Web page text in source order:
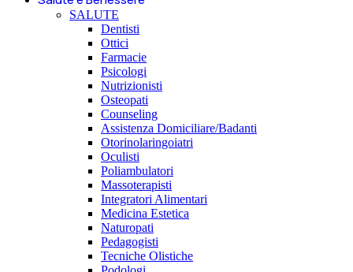
SALUTE
Dentisti
Ottici
Farmacie
Psicologi
Nutrizionisti
Osteopati
Counseling
Assistenza Domiciliare/Badanti
Otorinolaringoiatri
Oculisti
Poliambulatori
Massoterapisti
Integratori Alimentari
Medicina Estetica
Naturopati
Pedagogisti
Tecniche Olistiche